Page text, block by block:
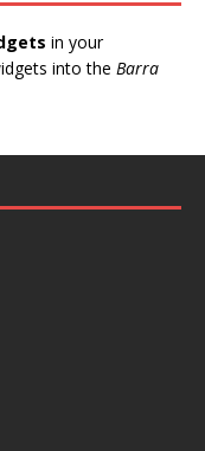
in your
into the Barra